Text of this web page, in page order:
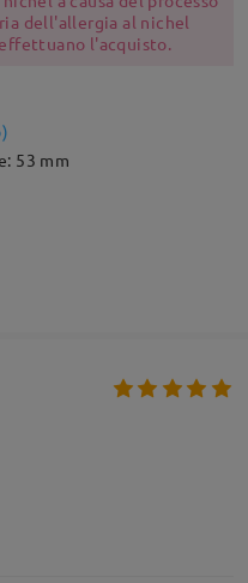
dell'allergia al nichel
l'acquisto.
)
53 mm